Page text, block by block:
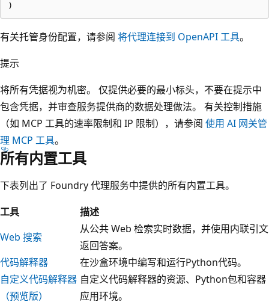
有关托管身份配置，请参阅 将代理连接到 OpenAPI 工具。
提示
将所有凭据视为机密。 仅提供必要的最小标头，不要在提示中
包含凭据，并审查服务提供商的数据处理做法。 有关控制措施
（如 MCP 工具的速率限制和 IP 限制），请参阅 使用 AI 网关管
理 MCP 工具。
所有内置工具
下表列出了 Foundry 代理服务中提供的所有内置工具。
工具
描述
Web 搜索
从公共 Web 检索实时数据，并使用内联引文
返回答案。
代码解释器
在沙盒环境中编写和运行Python代码。
自定义代码解释器
（预览版）
自定义代码解释器的资源、Python包和容器
应用环境。